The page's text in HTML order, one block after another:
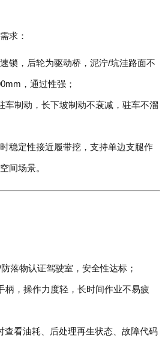
求：
锁，后轮为驱动桥，泥泞/坑洼路面不
，通过性强；
车制动，长下坡制动不衰减，驻车不溜
稳定性接近履带挖，支持单边支腿作
间场景。
落物认证驾驶室，安全性达标；
柄，操作力度轻，长时间作业不易疲
查看油耗、后处理再生状态、故障代码